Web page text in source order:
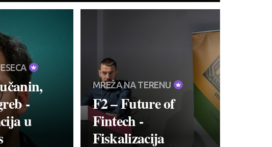
-
u
MREŽA NA TERENU
F2 – Future of
Fintech -
Fiskalizacija